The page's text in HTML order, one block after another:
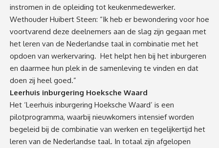
instromen in de opleiding tot keukenmedewerker.
Wethouder Huibert Steen: “Ik heb er bewondering voor hoe
voortvarend deze deelnemers aan de slag zijn gegaan met
het leren van de Nederlandse taal in combinatie met het
opdoen van werkervaring. Het helpt hen bij het inburgeren
en daarmee hun plek in de samenleving te vinden en dat
doen zij heel goed.”
Leerhuis inburgering Hoeksche Waard
Het ‘Leerhuis inburgering Hoeksche Waard’ is een
pilotprogramma, waarbij nieuwkomers intensief worden
begeleid bij de combinatie van werken en tegelijkertijd het
leren van de Nederlandse taal. In totaal zijn afgelopen